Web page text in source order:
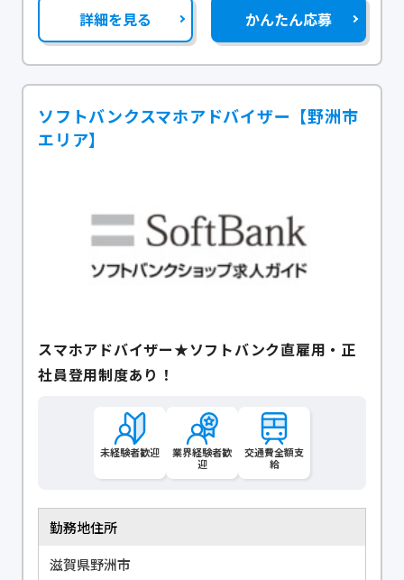
詳細を見る かんたん応募
ソフトバンクスマホアドバイザー【野洲市
エリア】
スマホアドバイザー★ソフトバンク直雇用・正
社員登用制度あり！
未経験者歓迎
業界経験者歓
迎
交通費全額支
給
勤務地住所
滋賀県野洲市